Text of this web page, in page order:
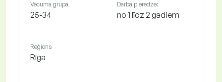
Vecuma grupa
25-34
Darba pieredze:
no 1 līdz 2 gadiem
Reģions
Rīga